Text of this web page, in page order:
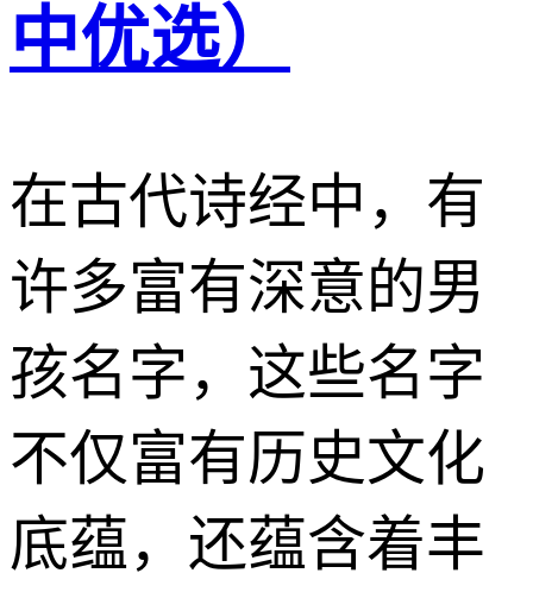
中优选）
在古代诗经中，有
许多富有深意的男
孩名字，这些名字
不仅富有历史文化
底蕴，还蕴含着丰